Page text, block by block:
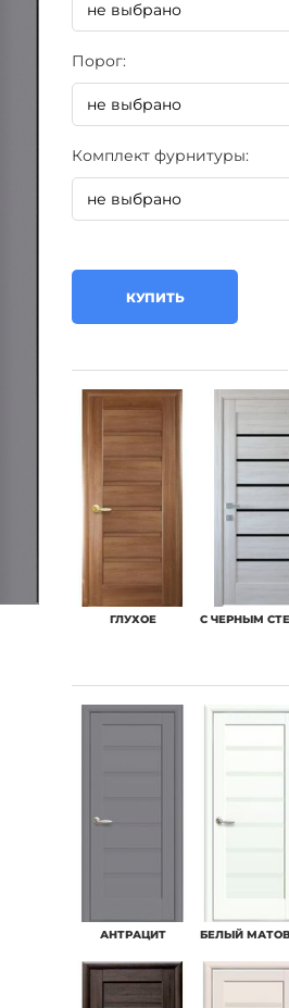
Порог:
Комплект фурнитуры:
КУПИТЬ
ГЛУХОЕ С ЧЕРНЫМ
АНТРАЦИТ БЕЛЫЙ